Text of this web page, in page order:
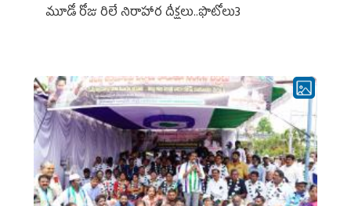
మూడో రోజు రిలే నిరాహార దీక్షలు..ఫొటోలు3